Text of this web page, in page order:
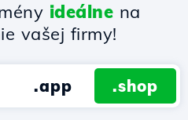
ideálne na
vašej firmy!
.app .shop